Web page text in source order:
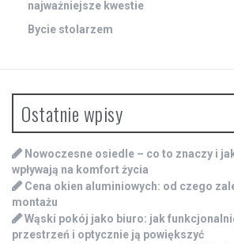
najważniejsze kwestie
Bycie stolarzem
Ostatnie wpisy
Nowoczesne osiedle – co to znaczy i
wpływają na komfort życia
Cena okien aluminiowych: od czego
montażu
Wąski pokój jako biuro: jak
przestrzeń i optycznie ją powiększyć